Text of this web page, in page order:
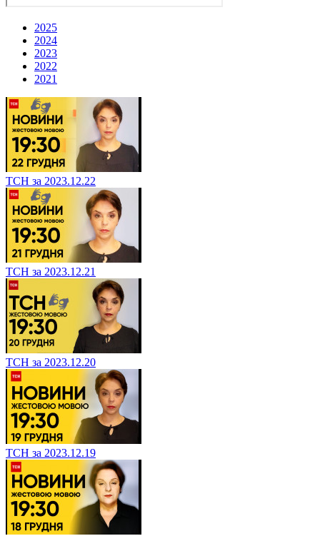
2025
2024
2023
2022
2021
ТСН за 2023.12.22
ТСН за 2023.12.21
ТСН за 2023.12.20
ТСН за 2023.12.19